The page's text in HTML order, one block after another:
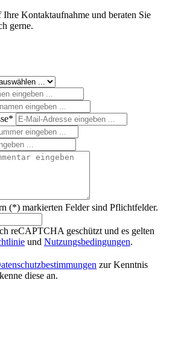
Kontaktaufnahme und beraten Sie
gerne.
(*) markierten Felder sind Pflichtfelder.
reCAPTCHA geschützt und es gelten
und Nutzungsbedingungen.
zur Kenntnis
diese an.